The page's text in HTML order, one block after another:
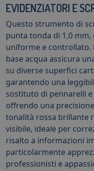
EVIDENZIATORI E
Questo strumento di
punta tonda di 1,0
uniforme e controllato.
base acqua assicura
su diverse superfici
garantendo una
sostituto di pennarelli
offrendo una
tonalità rossa brillante
visibile, ideale per
risalto a informazioni
particolarmente
professionisti e